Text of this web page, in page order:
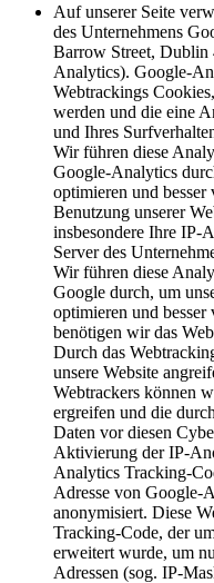
Auf unserer Seite
des Unternehmens
Barrow Street, Dublin
Analytics). Google-
Webtrackings
werden und die eine
und Ihres
Wir führen diese
Google-Analytics
optimieren und
Benutzung unserer
insbesondere Ihre IP-
Server des
Wir führen diese
Google durch, um
optimieren und besser
benötigen wir das
Durch das
unsere Website
Webtrackers können
ergreifen und die
Daten vor diesen
Aktivierung der IP-
Analytics Tracking-
Adresse von Google-
anonymisiert. Diese
Tracking-Code, der
erweitert wurde, um
Adressen (sog. IP-